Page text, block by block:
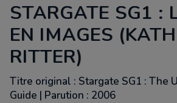
STARGATE SG1 :
EN IMAGES
RITTER)
Titre original : Stargate SG1 : The
Guide | Parution : 2006